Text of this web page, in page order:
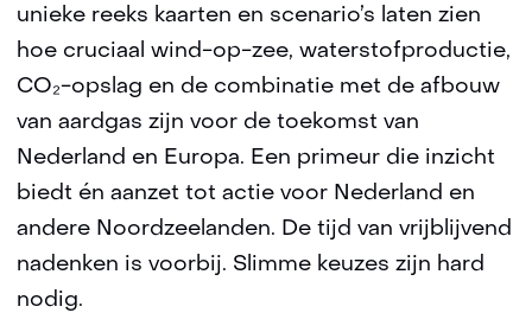
unieke reeks kaarten en scenario’s laten zien
hoe cruciaal wind-op-zee, waterstofproductie,
CO₂-opslag en de combinatie met de afbouw
van aardgas zijn voor de toekomst van
Nederland en Europa. Een primeur die inzicht
biedt én aanzet tot actie voor Nederland en
andere Noordzeelanden. De tijd van vrijblijvend
nadenken is voorbij. Slimme keuzes zijn hard
nodig.